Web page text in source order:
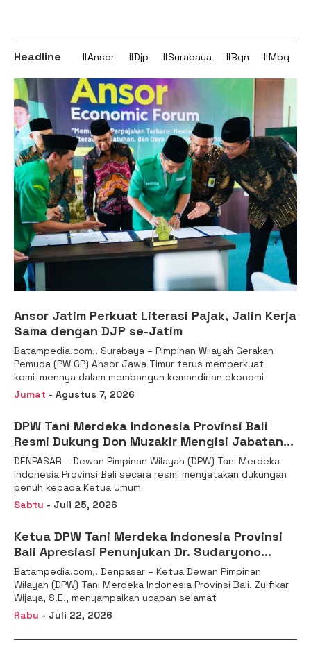
Headline #Ansor #Djp #Surabaya #Bgn #Mbg
Ansor Jatim Perkuat Literasi Pajak, Jalin Kerja
Sama dengan DJP se-Jatim
Batampedia.com,. Surabaya – Pimpinan Wilayah Gerakan
Pemuda (PW GP) Ansor Jawa Timur terus memperkuat
komitmennya dalam membangun kemandirian ekonomi
Jumat - Agustus 7, 2026
DPW Tani Merdeka Indonesia Provinsi Bali
Resmi Dukung Don Muzakir Mengisi Jabatan
Wakil Menteri Pertanian RI
DENPASAR – Dewan Pimpinan Wilayah (DPW) Tani Merdeka
Indonesia Provinsi Bali secara resmi menyatakan dukungan
penuh kepada Ketua Umum
Sabtu - Juli 25, 2026
Ketua DPW Tani Merdeka Indonesia Provinsi
Bali Apresiasi Penunjukan Dr. Sudaryono
sebagai Kepala Badan Gizi Nasional
Batampedia.com,. Denpasar – Ketua Dewan Pimpinan
Wilayah (DPW) Tani Merdeka Indonesia Provinsi Bali, Zulfikar
Wijaya, S.E., menyampaikan ucapan selamat
Rabu - Juli 22, 2026